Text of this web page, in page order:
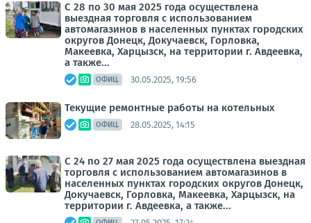
С 28 по 30 мая 2025 года осуществлена
выездная торговля с использованием
автомагазинов в населенных пунктах городских
округов Донецк, Докучаевск, Горловка,
Макеевка, Харцызск, на территории г. Авдеевка,
а также...
ОФИЦ. 30.05.2025, 19:56
Текущие ремонтные работы на котельных
ОФИЦ. 28.05.2025, 14:15
С 24 по 27 мая 2025 года осуществлена выездная
торговля с использованием автомагазинов в
населенных пунктах городских округов Донецк,
Докучаевск, Горловка, Макеевка, Харцызск, на
территории г. Авдеевка, а также...